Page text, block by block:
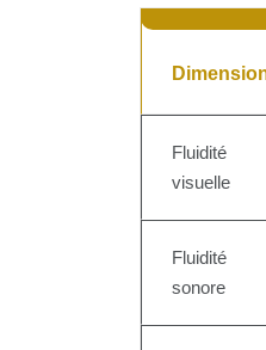
Fluidité
visuelle
Fluidité
sonore